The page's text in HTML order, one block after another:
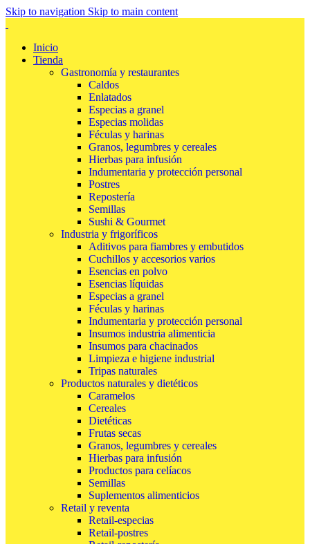
Skip to navigation Skip to main content
Inicio
Tienda
Gastronomía y restaurantes
Caldos
Enlatados
Especias a granel
Especias molidas
Féculas y harinas
Granos, legumbres y cereales
Hierbas para infusión
Indumentaria y protección personal
Postres
Repostería
Semillas
Sushi & Gourmet
Industria y frigoríficos
Aditivos para fiambres y embutidos
Cuchillos y accesorios varios
Esencias en polvo
Esencias líquidas
Especias a granel
Féculas y harinas
Indumentaria y protección personal
Insumos industria alimenticia
Insumos para chacinados
Limpieza e higiene industrial
Tripas naturales
Productos naturales y dietéticos
Caramelos
Cereales
Dietéticas
Frutas secas
Granos, legumbres y cereales
Hierbas para infusión
Productos para celíacos
Semillas
Suplementos alimenticios
Retail y reventa
Retail-especias
Retail-postres